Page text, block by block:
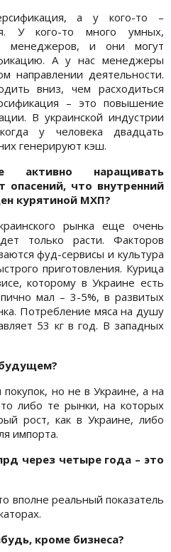
а у кого-то –
У кого-то много умных,
менеджеров, и они могут
А у нас менеджеры
направлении деятельности.
вниз, чем расходиться
– это повышение
В украинской индустрии
у человека двадцать
генерируют кэш.
наращивать
опасений, что внутренний
курятиной МХП?
рынка еще очень
только расти. Факторов
фуд-сервисы и культура
приготовления. Курица
которому в Украине есть
мал – 3-5%, в развитых
Потребление мяса на душу
53 кг в год. В западных
но не в Украине, а на
либо те рынки, на которых
рост, как в Украине, либо
импорта.
через четыре года – это
вполне реальный показатель
кроме бизнеса?